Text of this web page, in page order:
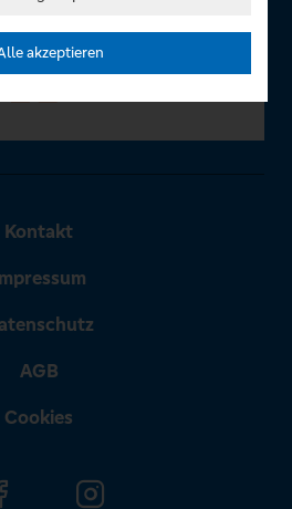
Kontakt
AGB
Cookies
akzeptieren